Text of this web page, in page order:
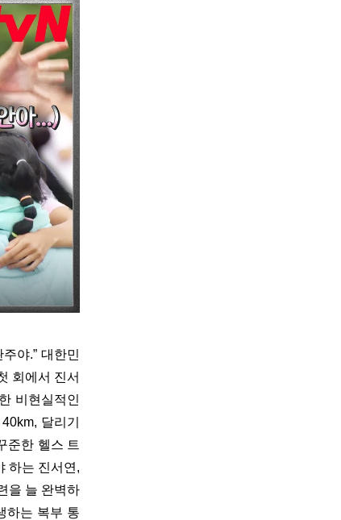
야.” 대한민
회에서 진서
비현실적인
달리기
준한 헬스 트
하는 진서연,
을 늘 완벽하
하는 복부 통